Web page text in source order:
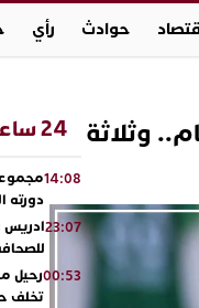
حوادث رأي
وثلاثة
24 ساعة
14:08
دورته
23:07ادريس
00:53رحيل
تخلف